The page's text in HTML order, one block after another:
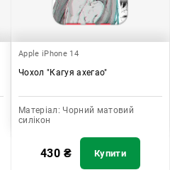
Apple iPhone 14
Чохол "Кагуя ахегао"
Матеріал: Чорний матовий
силікон
430 ₴ Купити